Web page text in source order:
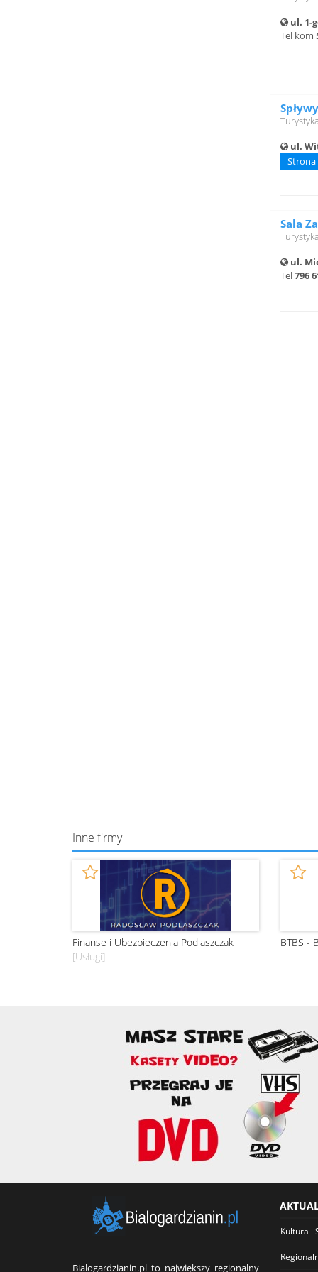
ul. 1-
Tel kom
ul.
Sala
ul.
Tel796
Inne firmy
Finanse i Ubezpieczenia Podlaszczak
[Usługi]
BTBS -
Bialogardzianin.pl to największy regionalny
Kultura i